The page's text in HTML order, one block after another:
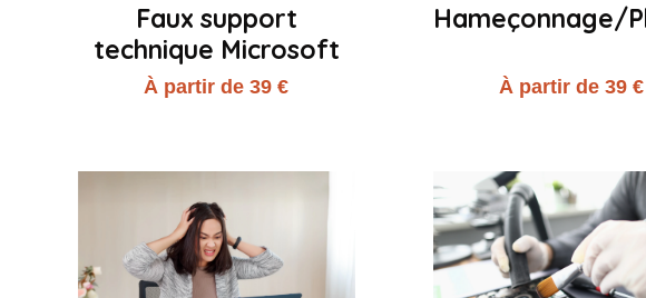
Faux support
technique Microsoft
À partir de 39 €
Hameçonnage/
À partir de 39 €